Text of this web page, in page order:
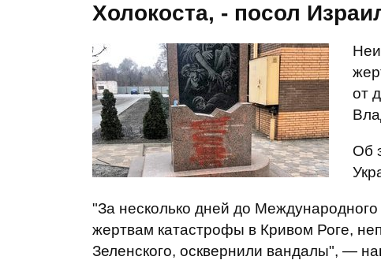
Холокоста, - посол
от
Об
"За несколько дней до
жертвам катастрофы в Кривом Роге,
Зеленского, осквернили вандалы", —